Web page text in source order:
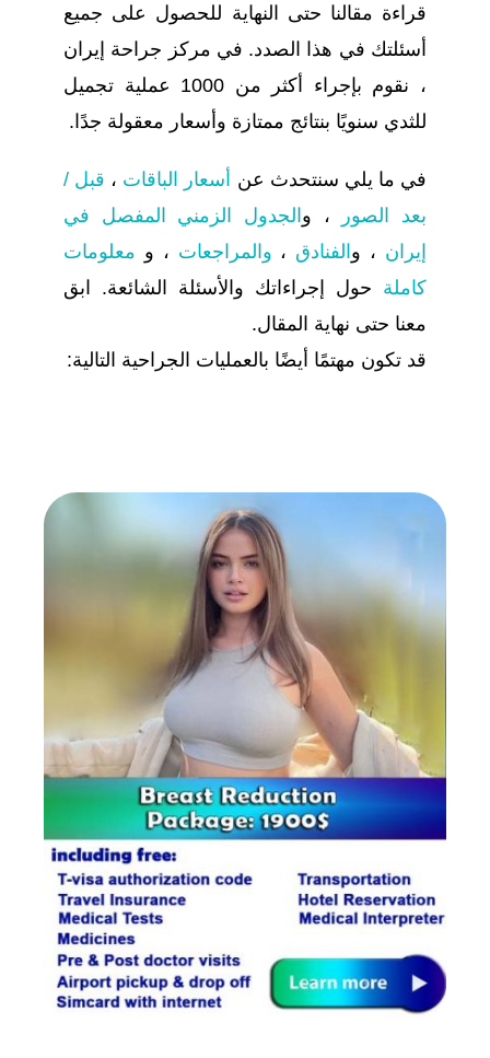
قراءة مقالنا حتى النهاية للحصول على جميع
أسئلتك في هذا الصدد. في مركز جراحة إيران
، نقوم بإجراء أكثر من 1000 عملية تجميل
للثدي سنويًا بنتائج ممتازة وأسعار معقولة جدًا.
في ما يلي سنتحدث عن أسعار الباقات ، قبل /
بعد الصور
، و الجدول الزمني المفصل في
إيران ، و الفنادق ، والمراجعات ، و معلومات
كاملة حول إجراءاتك والأسئلة الشائعة. ابق
معنا حتى نهاية المقال.
قد تكون مهتمًا أيضًا بالعمليات الجراحية التالية: